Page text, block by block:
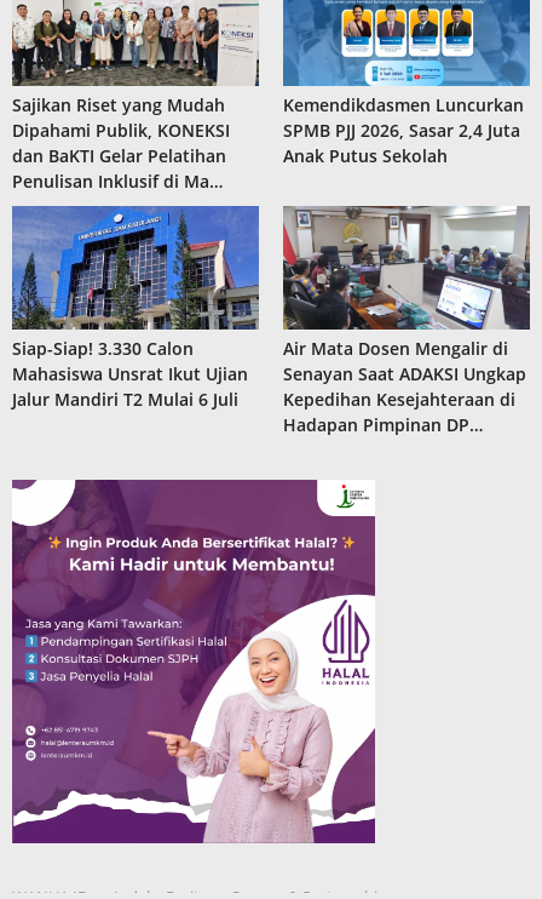
Sajikan Riset yang Mudah
Dipahami Publik, KONEKSI
dan BaKTI Gelar Pelatihan
Penulisan Inklusif di Ma…
Kemendikdasmen Luncurkan
SPMB PJJ 2026, Sasar 2,4 Juta
Anak Putus Sekolah
Siap-Siap! 3.330 Calon
Mahasiswa Unsrat Ikut Ujian
Jalur Mandiri T2 Mulai 6 Juli
Air Mata Dosen Mengalir di
Senayan Saat ADAKSI Ungkap
Kepedihan Kesejahteraan di
Hadapan Pimpinan DP…